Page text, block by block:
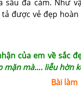
đa cảm. Như
được vẻ đẹp
của em về sắc
mặn mà…. liễu hờn
Bài làm